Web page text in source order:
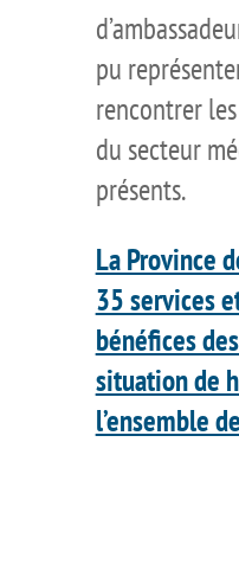
pu
rencontrer
du secteur
présents.
La Province
35 services
bénéfices
situation de
l’ensemble